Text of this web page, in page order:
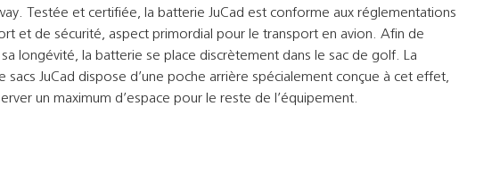
Testée et certifiée, la batterie JuCad est conforme aux réglementations
et de sécurité, aspect primordial pour le transport en avion. Afin de
longévité, la batterie se place discrètement dans le sac de golf. La
sacs JuCad dispose d’une poche arrière spécialement conçue à cet effet,
un maximum d’espace pour le reste de l’équipement.